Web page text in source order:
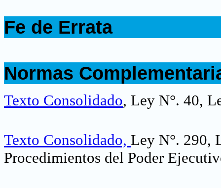
Fe de Errata
Normas
Texto Consolidado, Ley N°. 40,
Texto Consolidado, Ley N°. 290,
Procedimientos del Poder